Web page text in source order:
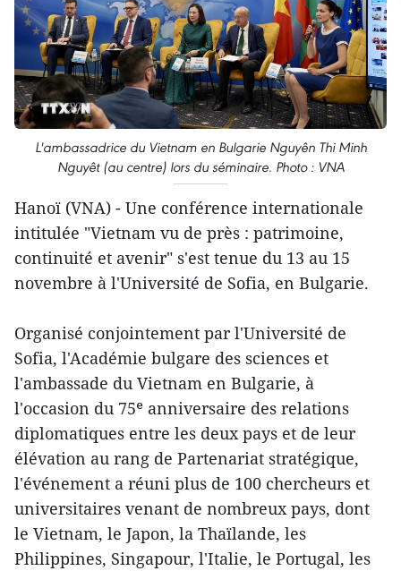
L'ambassadrice du Vietnam en Bulgarie Nguyên Thi Minh
Nguyêt (au centre) lors du séminaire. Photo : VNA
Hanoï (VNA) - Une conférence internationale
intitulée "Vietnam vu de près : patrimoine,
continuité et avenir" s'est tenue du 13 au 15
novembre à l'Université de Sofia, en Bulgarie.
Organisé conjointement par l'Université de
Sofia, l'Académie bulgare des sciences et
l'ambassade du Vietnam en Bulgarie, à
l'occasion du 75ᵉ anniversaire des relations
diplomatiques entre les deux pays et de leur
élévation au rang de Partenariat stratégique,
l'événement a réuni plus de 100 chercheurs et
universitaires venant de nombreux pays, dont
le Vietnam, le Japon, la Thaïlande, les
Philippines, Singapour, l'Italie, le Portugal, les